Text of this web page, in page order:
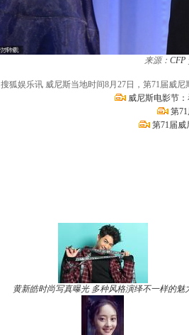
来源： CFP
搜狐娱乐讯 威尼斯当地时间8月27日，第71届威
威尼斯电影节
第
第71届威
黄新皓时尚写真曝光 多种风格演绎不一样的魅